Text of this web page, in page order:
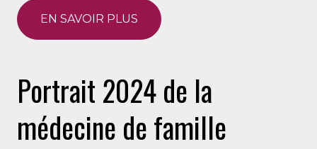
EN SAVOIR PLUS
Portrait 2024 de la
médecine de famille